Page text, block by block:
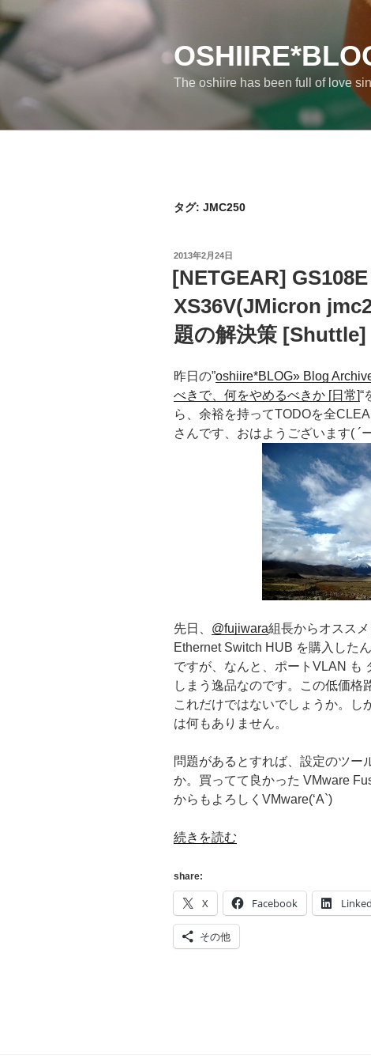
コ
ン
テ
ン
ス
The oshiire has been full of love
タグ: JMC250
投
日:
2013年2月24日
[NETGEAR]
XS36V(JMicron
題の解決策 [Shuttle]
昨日の”oshiire*BLOG» Blog
べきで、何をやめるべきか [日常]“
ら、余裕を持ってTODOを全
さんです、おはようございます( ´
先日、 @fujiwara組長からオススメ
Ethernet Switch HUB を購入した
ですが、なんと、ポートVLAN も
しまう逸品なのです。この低価
これだけではないでしょうか。し
は何もありません。
問題があるとすれば、設定のツー
か。買ってて良かった VMware
からもよろしくVMware(‘A`)
“[NETGEAR]
ProSafe
Switch
と
XS36V(JMicron
jmc250)
続きを読む
share:
X Facebook
その他